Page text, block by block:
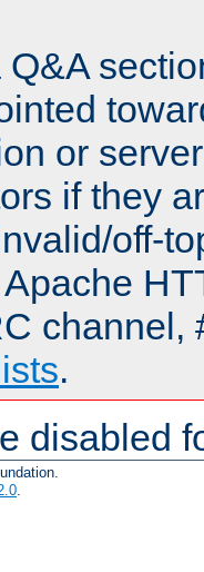
or
if they
off-
channel,
.
disabled